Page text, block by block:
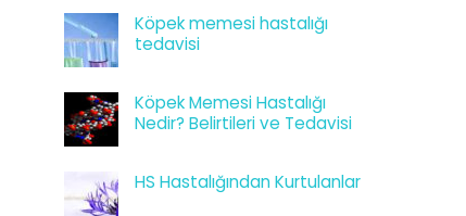
Köpek memesi hastalığı
tedavisi
Köpek Memesi Hastalığı
Nedir? Belirtileri ve Tedavisi
HS Hastalığından Kurtulanlar